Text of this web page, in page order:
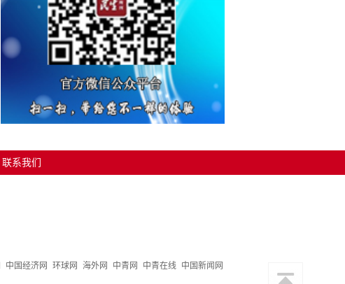
联系我们
中国经济网 环球网 海外网 中青网 中青在线
中国新闻网